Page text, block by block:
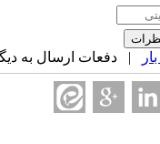
| دفعات ارسال به دیگران: